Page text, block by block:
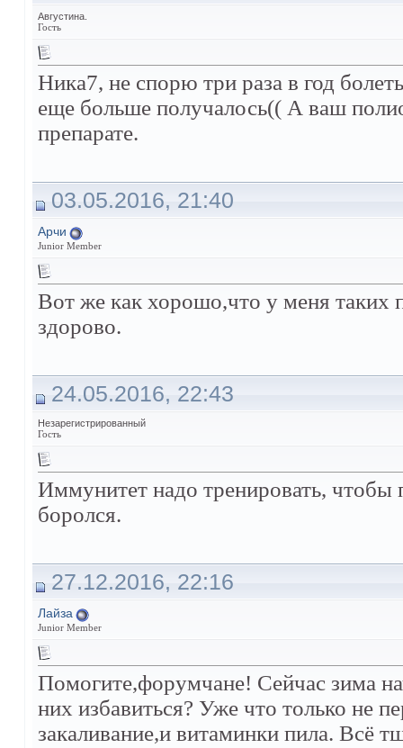
Августина.
Гость
Ника7, не спорю три раза в год
еще больше получалось(( А ваш
препарате.
03.05.2016, 21:40
Арчи
Junior Member
Вот же как хорошо,что у меня таких
здорово.
24.05.2016, 22:43
Незарегистрированный
Гость
Иммунитет надо тренировать, чтобы
боролся.
27.12.2016, 22:16
Лайза
Junior Member
Помогите,форумчане! Сейчас зима
них избавиться? Уже что только не
закаливание,и витаминки пила. Всё